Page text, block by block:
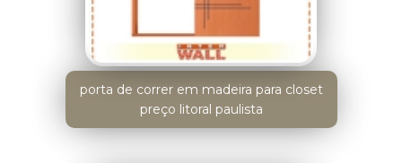
porta de correr em madeira para closet
preço litoral paulista